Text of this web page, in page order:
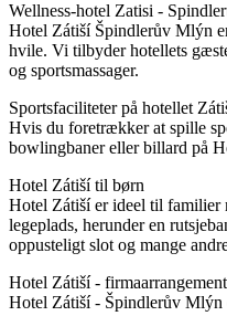
Wellness-hotel Zatisi -
Hotel Zátiší Špindlerův Mlýn
hvile. Vi tilbyder hotellets
og sportsmassager.
Sportsfaciliteter på hotellet
Hvis du foretrækker at spille
bowlingbaner eller billard på
Hotel Zátiší til børn
Hotel Zátiší er ideel til familier
legeplads, herunder en
oppusteligt slot og mange
Hotel Zátiší -
Hotel Zátiší - Špindlerův Mlýn